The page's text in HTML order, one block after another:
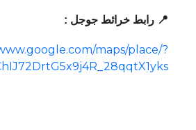
📍 رابط خرائط جوجل :
maps/place/?